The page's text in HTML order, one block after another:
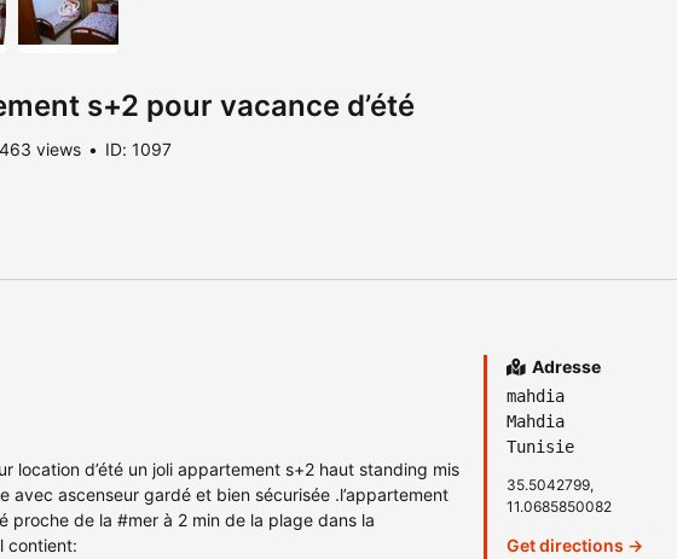
s+2 pour vacance d’été
463 views ID: 1097
location d’été un joli appartement s+2 haut standing mis
avec ascenseur gardé et bien sécurisée .l’appartement
proche de la #mer à 2 min de la plage dans la
contient:
Adresse
mahdia
Mahdia
Tunisie
35.5042799,
11.0685850082
Get directions →